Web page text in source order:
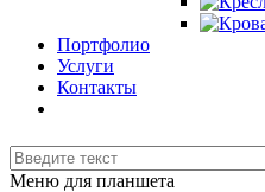
Портфолио
Услуги
Контакты
Меню для планшета